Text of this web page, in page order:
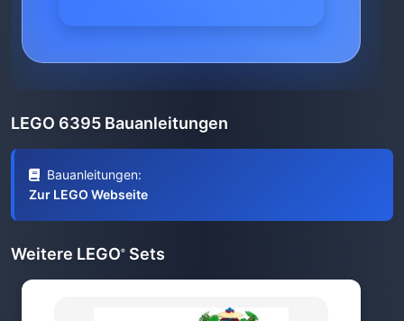
LEGO 6395 Bauanleitungen
Bauanleitungen:
Zur LEGO Webseite
Weitere LEGO® Sets